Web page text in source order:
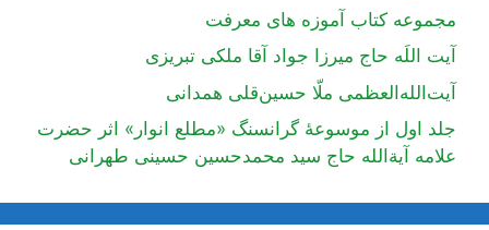
مجموعه کتاب آموزه های معرفت
آیت اللَه حاج میرزا جواد آقا ملکی تبریزی
آیت‌الله‌العظمی ملّا حسین‌قلی همدانی
جلد اول از موسوعۀ گرانسنگ «مطلع انوار» اثر حضرت
علامه آیة‌الله حاج سید محمدحسین حسینی طهرانی